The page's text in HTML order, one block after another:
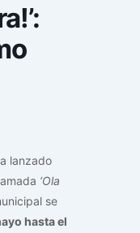
lanzado
‘Ola
se
hasta el